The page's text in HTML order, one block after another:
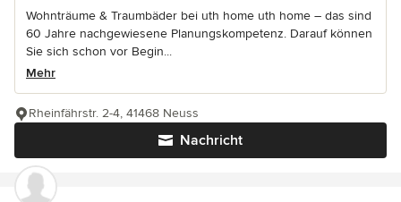
Wohnträume & Traumbäder bei uth home uth home – das sind
60 Jahre nachgewiesene Planungskompetenz. Darauf können
Sie sich schon vor Begin...
Mehr
Nachricht
Rheinfährstr. 2-4, 41468 Neuss